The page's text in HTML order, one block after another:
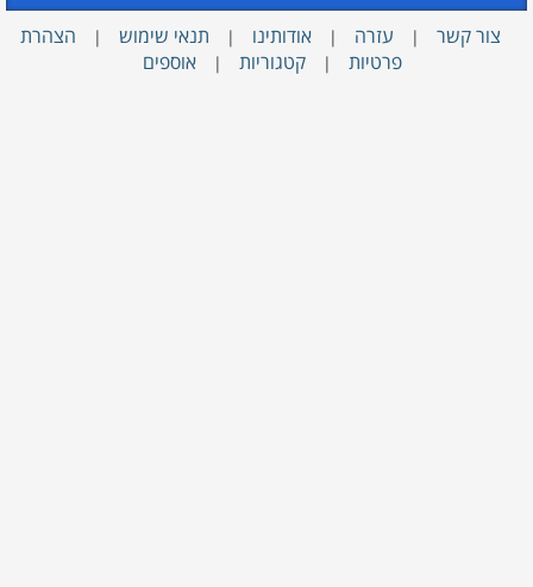
צור קשר | עזרה | אודותינו | תנאי שימוש |
הצהרת
פרטיות
| קטגוריות | אוספים